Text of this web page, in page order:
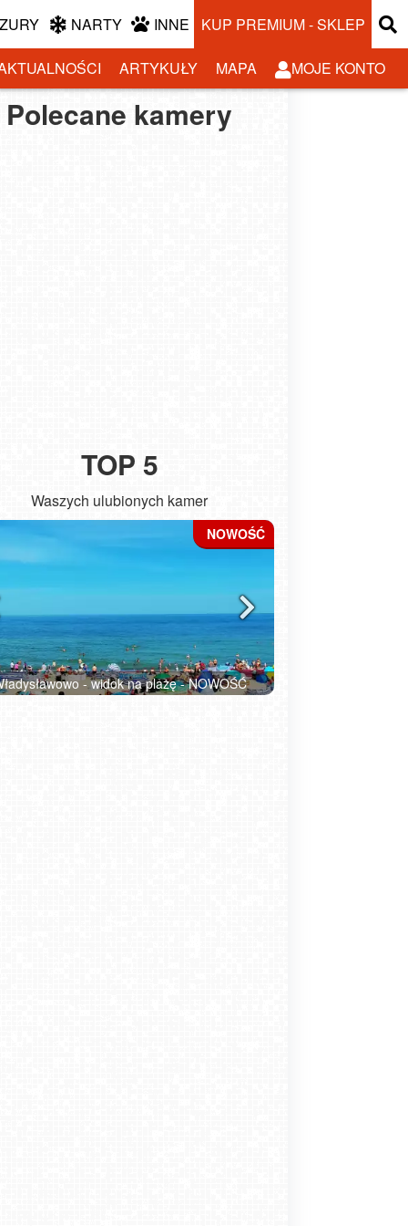
NARTY INNE KUP PREMIUM - SKLEP
ARTYKUŁY MAPA MOJE KONTO
Polecane kamery
- widok na
Harbutowice - Szklana
Góra - orczyk
- Szklana
TOP 5
Waszych ulubionych kamer
Kołobrzeg - widok na molo